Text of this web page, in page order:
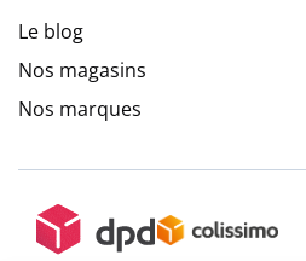
Le blog
Nos magasins
Nos marques